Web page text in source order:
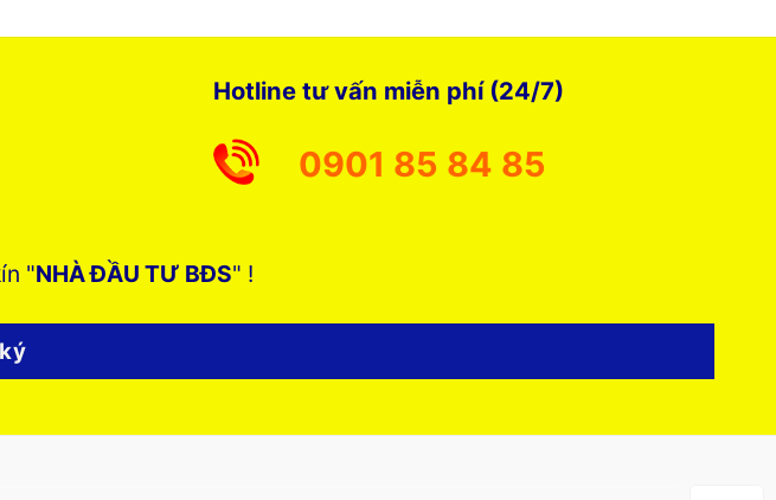
Hotline tư vấn miễn phí (24/7)
0901 85 84 85
"NHÀ ĐẦU TƯ BĐS" !